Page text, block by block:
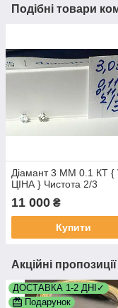
Подібні товари
Діамант 3 ММ 0.1 КТ {
ЦІНА } Чистота 2/3
11 000 ₴
Купити
Акційні
ДОСТАВКА 1-2 ДНІ✓
Подарунок